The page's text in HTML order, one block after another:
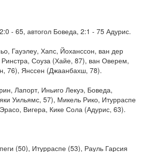
- 65, автогол Боведа, 2:1 - 75 Адурис.
Гауэлеу, Хапс, Йоханссон, ван дер
Соуза (Хайе, 87), ван Оверем,
76), Янссен (Джаанбахш, 78).
Лапорт, Иньиго Лекуэ, Боведа,
Уильямс, 57), Микель Рико, Итурраспе
Вигера, Кике Сола (Адурис, 63).
(50), Итурраспе (53), Рауль Гарсия